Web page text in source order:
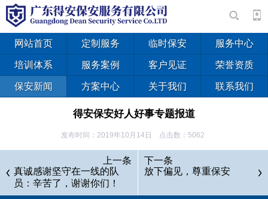
网站首页 定制服务 临时保安 服务中心
培训体系 服务案例 客户见证 荣誉资质
保安新闻 方案中心 关于我们 联系我们
得安保安好人好事专题报道
发布时间：2019年10月14日 点击数：5062
上一条
真诚感谢坚守在一线的队
员：辛苦了，谢谢你们！
下一条
放下偏见，尊重保安